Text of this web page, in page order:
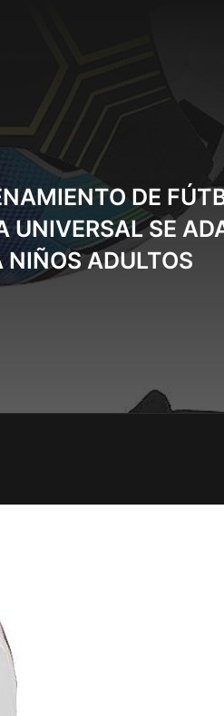
DE
SE
NIÑOS ADULTOS